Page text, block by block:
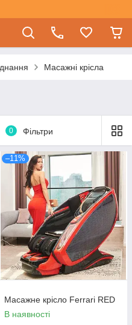
Масажні крісла
0 Фільтри
–11%
Масажне крісло Ferrari RED
В наявності